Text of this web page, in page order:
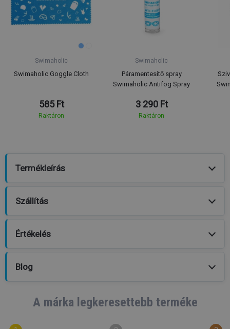
Swimaholic
Swimaholic Goggle Cloth
585 Ft
Raktáron
Swimaholic
Páramentesítő spray
Swimaholic Antifog Spray
3 290 Ft
Raktáron
Termékleírás
Szállítás
Értékelés
Blog
A márka legkeresettebb terméke